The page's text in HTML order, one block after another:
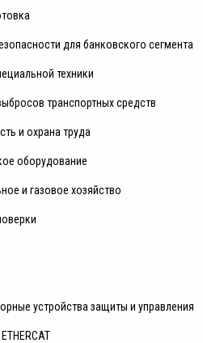
для банковского сегмента
техники
транспортных средств
и охрана труда
оборудование
и газовое хозяйство
устройства защиты и управления